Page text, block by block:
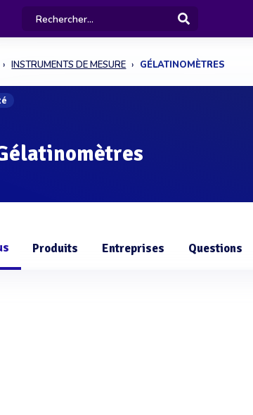
INSTRUMENTS DE MESURE GÉLATINOMÈTRES
Produits Entreprises Questions